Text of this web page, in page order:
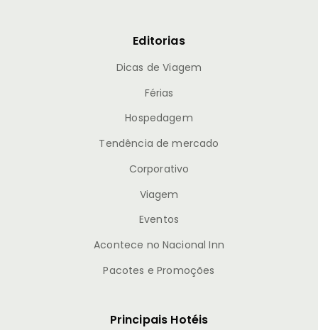
Editorias
Dicas de Viagem
Férias
Hospedagem
Tendência de mercado
Corporativo
Viagem
Eventos
Acontece no Nacional Inn
Pacotes e Promoções
Principais Hotéis